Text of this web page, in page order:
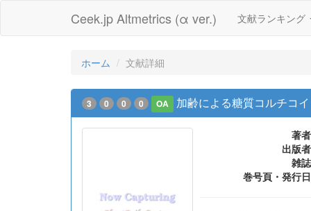
Ceek.jp Altmetrics (α ver.) 文献ランキング
ホーム 文献詳細
3 0 0 0 OA 加齢による糖質コルチコ
著者
出版者
雑誌
巻号頁・発行日